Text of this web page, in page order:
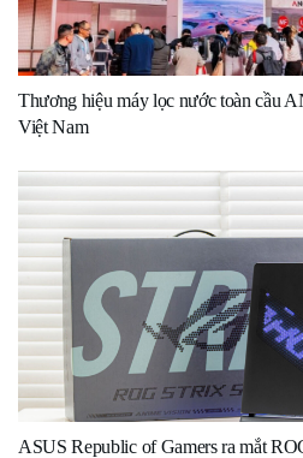
Thương hiệu máy lọc nước toàn cầu
Việt Nam
ASUS Republic of Gamers ra mắt